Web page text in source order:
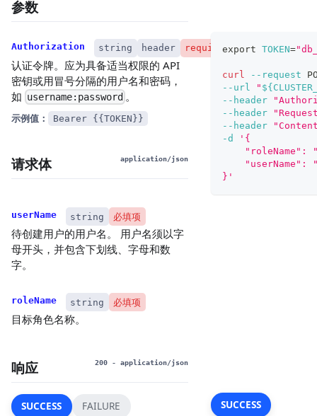
参数
Authorization string header required
认证令牌。应为具备适当权限的 API
密钥或用冒号分隔的用户名和密码，
如 username:password 。
示例值： Bearer {{TOKEN}}
请求体 application/json
userName string 必填项
待创建用户的用户名。 用户名须以字
母开头，并包含下划线、字母和数
字。
roleName string 必填项
目标角色名称。
export TOKEN=
curl --request
--url
"
--header
--header
--header
-d
'{
"roleName":
"userName":
}'
响应 200 - application/json
SUCCESS FAILURE SUCCESS